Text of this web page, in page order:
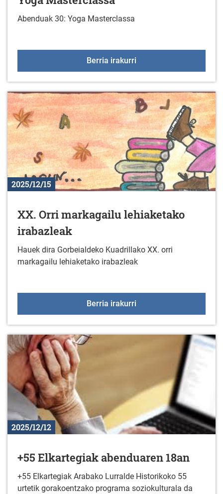
Abenduak 30: Yoga Masterclassa
Berria irakurri
2025/12/15
XX. Orri markagailu lehiaketako
irabazleak
Hauek dira Gorbeialdeko Kuadrillako XX. orri
markagailu lehiaketako irabazleak
Berria irakurri
2025/12/12
+55 Elkartegiak abenduaren 18an
+55 Elkartegiak Arabako Lurralde Historikoko 55
urtetik gorakoentzako programa soziokulturala da